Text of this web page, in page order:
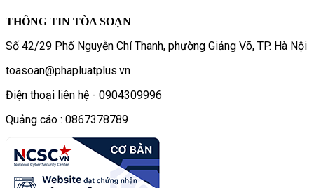
THÔNG TIN TÒA SOẠN
Số 42/29 Phố Nguyễn Chí Thanh, phường Giảng Võ, TP. Hà Nội
toasoan@phapluatplus.vn
Điện thoại liên hệ - 0904309996
Quảng cáo : 0867378789